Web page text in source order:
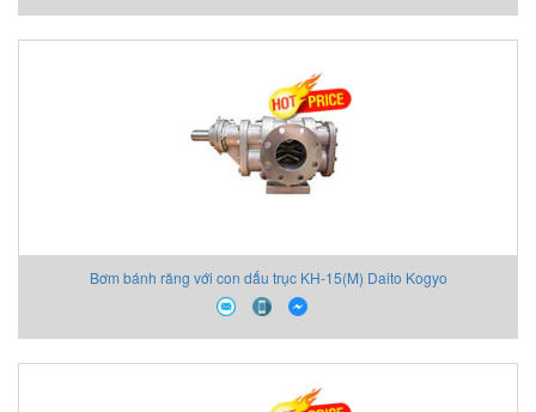
Bơm bánh răng với con dấu trục KH-15(M) Daito Kogyo